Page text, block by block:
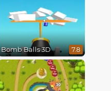
Bomb Balls 3D 7.8